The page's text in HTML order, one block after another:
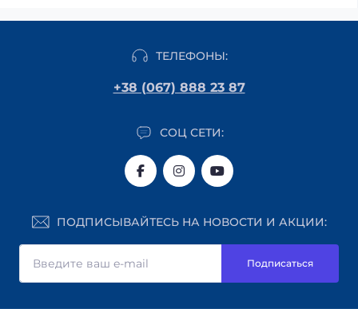
ТЕЛЕФОНЫ:
+38 (067) 888 23 87
СОЦ СЕТИ:
ПОДПИСЫВАЙТЕСЬ НА НОВОСТИ И АКЦИИ:
Подписаться